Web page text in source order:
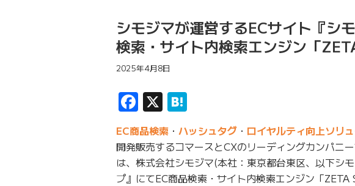
シモジマが運営するECサイト『シ
検索・サイト内検索エンジン「
2025年4月8日
Facebook
X
EC商品検索 ・ ハッシュタグ ・ ロイヤルティ向上ソリ
開発販売するコマースとCXのリーディングカンパニ
は、株式会社シモジマ(本社：東京都台東区、以下シ
プ』にてEC商品検索・サイト内検索エンジン「ZETA